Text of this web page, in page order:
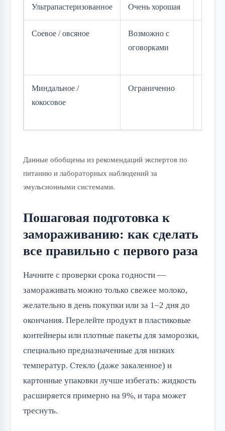
Ультрапастеризованное Очень хорошая
Соевое / овсяное
Возможно с
оговорками
Миндальное /
кокосовое
Ограниченно
Данные обобщены из рекомендаций экспертов по
питанию и лабораторных наблюдений за
эмульсионными системами.
Пошаговая подготовка к
замораживанию: как сделать
все правильно с первого раза
Начните с проверки срока годности —
замораживать можно только свежее молоко,
желательно в день покупки или за 1–2 дня до
окончания. Перелейте продукт в пластиковые
контейнеры или плотные пакеты для заморозки,
специально предназначенные для низких
температур. Стекло (даже закаленное) и
картонные упаковки лучше избегать: жидкость
расширяется примерно на 9%, и тара может
треснуть.